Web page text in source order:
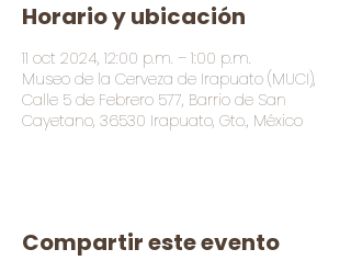
Horario y ubicación
11 oct 2024, 12:00 p.m. – 1:00 p.m.
Museo de la Cerveza de Irapuato (MUCI),
Calle 5 de Febrero 577, Barrio de San
Cayetano, 36530 Irapuato, Gto., México
Compartir este evento